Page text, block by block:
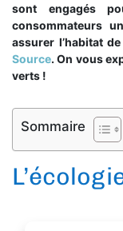
sont engagés
consommateurs
assurer l’habitat
Source. On vous
verts !
Sommaire